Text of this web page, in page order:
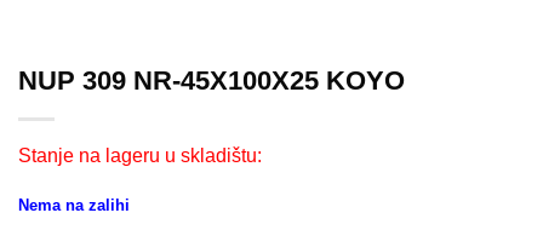
NUP 309 NR-45X100X25 KOYO
Stanje na lageru u skladištu:
Nema na zalihi